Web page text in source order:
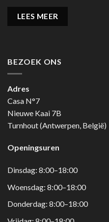
LEES MEER
BEZOEK ONS
Adres
Casa N°7
Nieuwe Kaai 7B
Turnhout (Antwerpen, België)
Openingsuren
Dinsdag: 8:00–18:00
Woensdag: 8:00–18:00
Donderdag: 8:00–18:00